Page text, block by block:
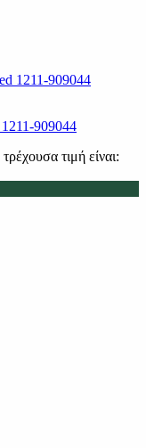
909044
τιμή είναι: